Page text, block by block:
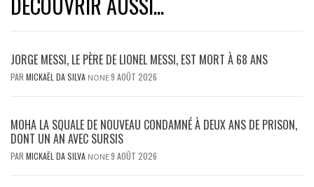
JORGE MESSI, LE PÈRE DE LIONEL MESSI, EST MORT À 68 ANS
PAR MICKAËL DA SILVA NONE9 AOÛT 2026
MOHA LA SQUALE DE NOUVEAU CONDAMNÉ À DEUX ANS DE PRISON,
DONT UN AN AVEC SURSIS
PAR MICKAËL DA SILVA NONE9 AOÛT 2026